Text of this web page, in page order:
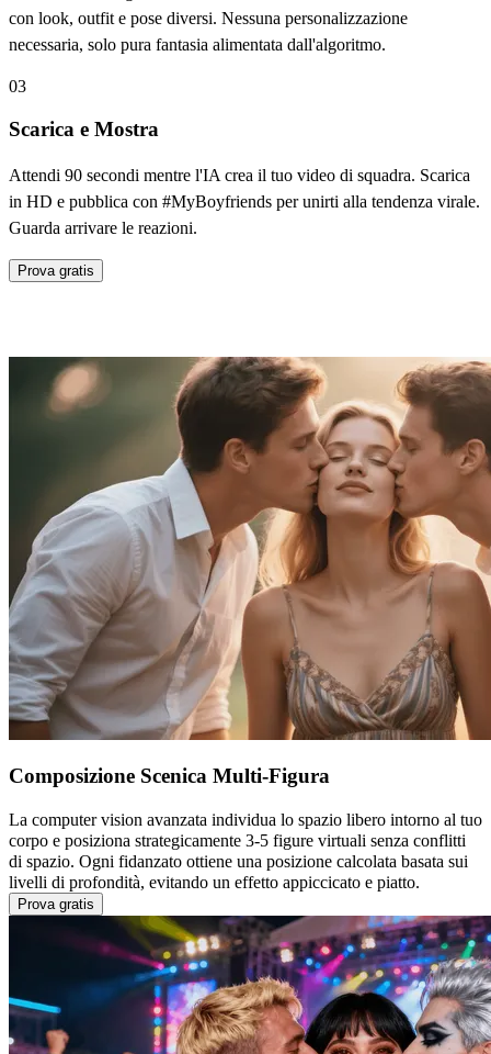
con look, outfit e pose diversi. Nessuna personalizzazione
necessaria, solo pura fantasia alimentata dall'algoritmo.
03
Scarica e Mostra
Attendi 90 secondi mentre l'IA crea il tuo video di squadra. Scarica
in HD e pubblica con #MyBoyfriends per unirti alla tendenza virale.
Guarda arrivare le reazioni.
Prova gratis
Composizione Scenica Multi-Figura
La computer vision avanzata individua lo spazio libero intorno al tuo
corpo e posiziona strategicamente 3-5 figure virtuali senza conflitti
di spazio. Ogni fidanzato ottiene una posizione calcolata basata sui
livelli di profondità, evitando un effetto appiccicato e piatto.
Prova gratis